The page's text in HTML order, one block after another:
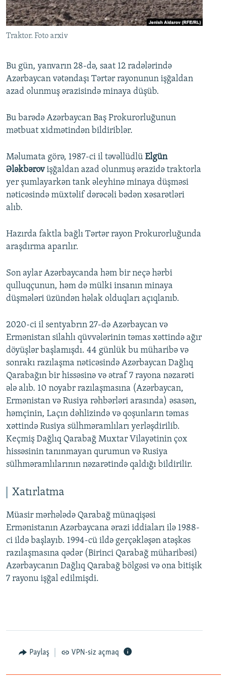
İNFOQRAFIKA
KARIKATURA
AZƏRBAYCAN ƏDƏBIYYATI KITABXANASI
İSLAM VƏ DEMOKRATIYA
MISSIYAMIZ
PEŞƏ ETIKASI VƏ JURNALISTIKA STANDARTLARIMIZ
AZADLIQRADIOSU MOBIL TELEFONUNUZDA
BIZIMLƏ ƏLAQƏ
BIZI IZLƏ
RFE/RL-in bütün saytları
Traktor. Foto arxiv
Bu gün, yanvarın 28-də, saat 12 radələrində
Azərbaycan vətəndaşı Tərtər rayonunun işğaldan
azad olunmuş ərazisində minaya düşüb.
Bu barədə Azərbaycan Baş Prokurorluğunun
mətbuat xidmətindən bildiriblər.
Məlumata görə, 1987-ci il təvəllüdlü Elgün
Ələkbərovişğaldan azad olunmuş ərazidə traktorla
yer şumlayarkən tank əleyhinə minaya düşməsi
nəticəsində müxtəlif dərəcəli bədən xəsarətləri
alıb.
Hazırda faktla bağlı Tərtər rayon Prokurorluğunda
araşdırma aparılır.
Son aylar Azərbaycanda həm bir neçə hərbi
qulluqçunun, həm də mülki insanın minaya
düşmələri üzündən həlak olduqları açıqlanıb.
2020-ci il sentyabrın 27-də Azərbaycan və
Ermənistan silahlı qüvvələrinin təmas xəttində ağır
döyüşlər başlamışdı. 44 günlük bu müharibə və
sonrakı razılaşma nəticəsində Azərbaycan Dağlıq
Qarabağın bir hissəsinə və ətraf 7 rayona nəzarəti
ələ alıb. 10 noyabr razılaşmasına (Azərbaycan,
Ermənistan və Rusiya rəhbərləri arasında) əsasən,
həmçinin, Laçın dəhlizində və qoşunların təmas
xəttində Rusiya sülhməramlıları yerləşdirilib.
Keçmiş Dağlıq Qarabağ Muxtar Vilayətinin çox
hissəsinin tanınmayan qurumun və Rusiya
sülhməramlılarının nəzarətində qaldığı bildirilir.
Xatırlatma
Müasir mərhələdə Qarabağ münaqişəsi
Ermənistanın Azərbaycana ərazi iddiaları ilə 1988-
ci ildə başlayıb. 1994-cü ildə gerçəkləşən atəşkəs
razılaşmasına qədər (Birinci Qarabağ müharibəsi)
Azərbaycanın Dağlıq Qarabağ bölgəsi və ona bitişik
7 rayonu işğal edilmişdi.
Paylaş VPN-siz açmaq